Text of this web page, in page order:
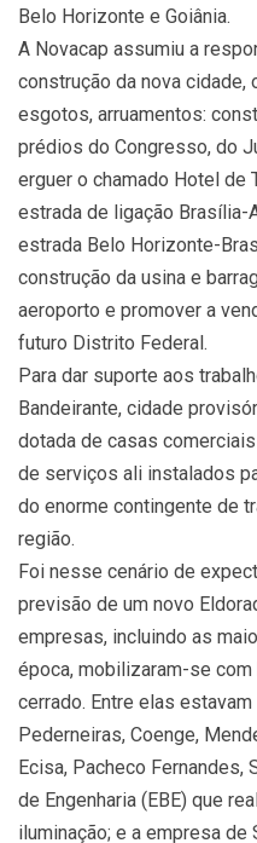
Belo Horizonte e Goiânia.
A Novacap assumiu a
construção da nova cidade,
esgotos, arruamentos:
prédios do Congresso, do
erguer o chamado Hotel de
estrada de ligação Brasília-
estrada Belo Horizonte-
construção da usina e
aeroporto e promover a
futuro Distrito Federal.
Para dar suporte aos
Bandeirante, cidade
dotada de casas
de serviços ali instalados
do enorme contingente de
região.
Foi nesse cenário de
previsão de um novo
empresas, incluindo as
época, mobilizaram-se
cerrado. Entre elas
Pederneiras, Coenge,
Ecisa, Pacheco Fernandes,
de Engenharia (EBE) que
iluminação; e a empresa de